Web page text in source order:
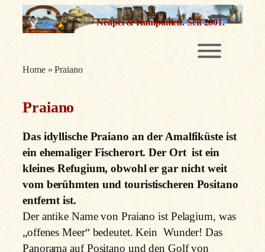
Zum
Inhalt
Neapel & Kampanien.Seit 2001.
Home»Praiano
Praiano
Das idyllische Praiano an der Amalfiküste ist
ein ehemaliger Fischerort. Der Ort ist ein
kleines Refugium, obwohl er gar nicht weit
vom berühmten und touristischeren Positano
entfernt ist.
Der antike Name von Praiano ist Pelagium, was
„offenes Meer“ bedeutet. Kein Wunder! Das
Panorama auf Positano und den Golf von